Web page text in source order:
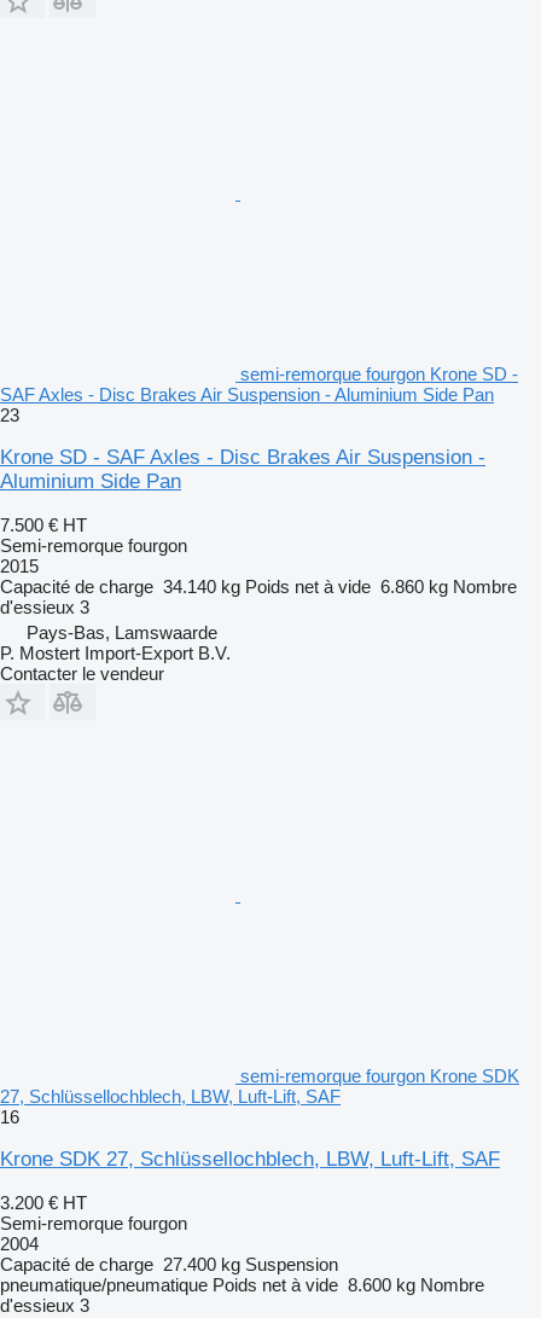
semi-remorque fourgon Krone SD -
SAF Axles - Disc Brakes Air Suspension - Aluminium Side Pan
23
Krone SD - SAF Axles - Disc Brakes Air Suspension -
Aluminium Side Pan
7.500 € HT
Semi-remorque fourgon
2015
Capacité de charge 34.140 kg Poids net à vide 6.860 kg Nombre
d'essieux 3
Pays-Bas, Lamswaarde
P. Mostert Import-Export B.V.
Contacter le vendeur
semi-remorque fourgon Krone SDK
27, Schlüssellochblech, LBW, Luft-Lift, SAF
16
Krone SDK 27, Schlüssellochblech, LBW, Luft-Lift, SAF
3.200 € HT
Semi-remorque fourgon
2004
Capacité de charge 27.400 kg Suspension
pneumatique/pneumatique Poids net à vide 8.600 kg Nombre
d'essieux 3